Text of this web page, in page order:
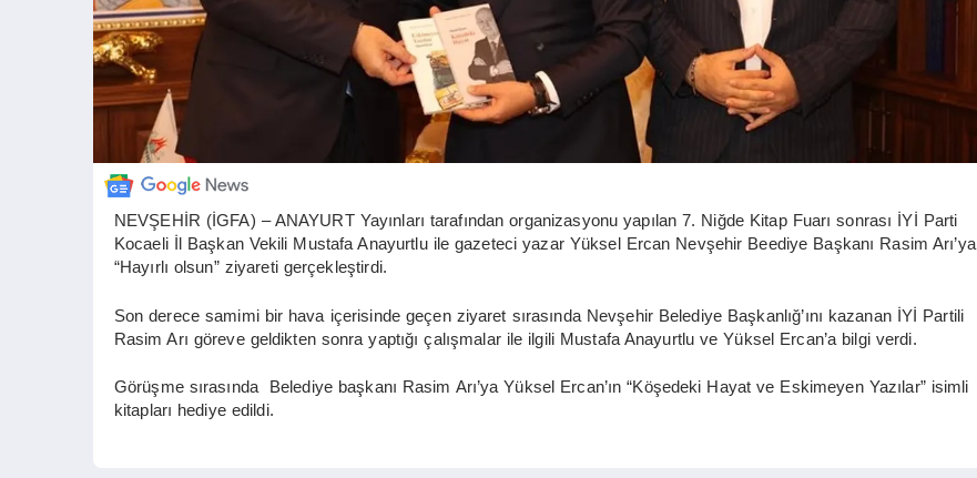
NEVŞEHİR (İGFA) – ANAYURT Yayınları tarafından organizasyonu yapılan 7. Niğde Kitap Fuarı sonrası İYİ Parti
Kocaeli İl Başkan Vekili Mustafa Anayurtlu ile gazeteci yazar Yüksel Ercan Nevşehir Beediye Başkanı Rasim Arı’ya
“Hayırlı olsun” ziyareti gerçekleştirdi.
Son derece samimi bir hava içerisinde geçen ziyaret sırasında Nevşehir Belediye Başkanlığ’ını kazanan İYİ Partili
Rasim Arı göreve geldikten sonra yaptığı çalışmalar ile ilgili Mustafa Anayurtlu ve Yüksel Ercan’a bilgi verdi.
Görüşme sırasında Belediye başkanı Rasim Arı’ya Yüksel Ercan’ın “Köşedeki Hayat ve Eskimeyen Yazılar” isimli
kitapları hediye edildi.